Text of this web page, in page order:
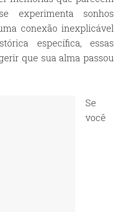
experimenta sonhos
conexão inexplicável
específica, essas
que sua alma passou
Se
você